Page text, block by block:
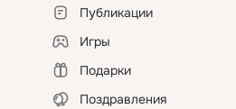
Публикации
Игры
Подарки
Поздравления